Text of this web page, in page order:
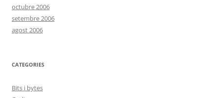
octubre 2006
setembre 2006
agost 2006
CATEGORIES
Bits i bytes